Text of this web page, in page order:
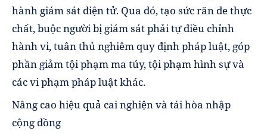
hành giám sát điện tử. Qua đó, tạo sức răn đe thực
chất, buộc người bị giám sát phải tự điều chỉnh
hành vi, tuân thủ nghiêm quy định pháp luật, góp
phần giảm tội phạm ma túy, tội phạm hình sự và
các vi phạm pháp luật khác.
Nâng cao hiệu quả cai nghiện và tái hòa nhập
cộng đồng